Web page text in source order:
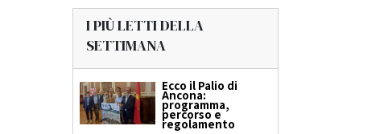
I PIÙ LETTI DELLA
SETTIMANA
Ecco il Palio di
Ancona:
programma,
percorso e
regolamento